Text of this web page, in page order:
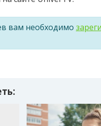
вам необходимо